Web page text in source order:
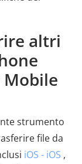
altri
strumento
file da
iOS - iOS ,